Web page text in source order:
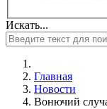
Искать...
Главная
Новости
Вонючий